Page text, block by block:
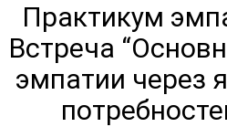
Практикум
Встреча
эмпатии через